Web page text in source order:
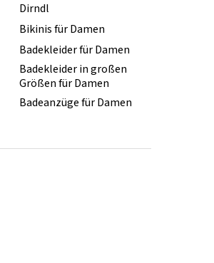
Dirndl
Bikinis für Damen
Badekleider für Damen
Badekleider in großen
Größen für Damen
Badeanzüge für Damen